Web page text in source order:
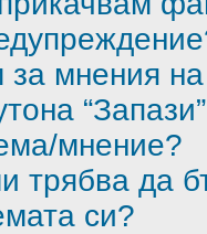
за мнения
мнение?
трябва да
си?